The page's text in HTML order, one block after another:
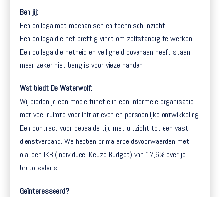
Ben jij:
Een collega met mechanisch en technisch inzicht
Een collega die het prettig vindt om zelfstandig te werken
Een collega die netheid en veiligheid bovenaan heeft staan
maar zeker niet bang is voor vieze handen
Wat biedt De Waterwolf:
Wij bieden je een mooie functie in een informele organisatie
met veel ruimte voor initiatieven en persoonlijke ontwikkeling.
Een contract voor bepaalde tijd met uitzicht tot een vast
dienstverband. We hebben prima arbeidsvoorwaarden met
o.a. een IKB (Individueel Keuze Budget) van 17,6% over je
bruto salaris.
Geïnteresseerd?